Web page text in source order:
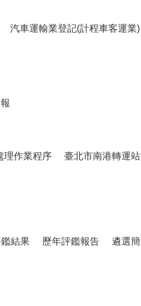
汽車運輸業登記(計程車客運業)
理作業程序 臺北市南港轉運
結果 歷年評鑑報告 遴選